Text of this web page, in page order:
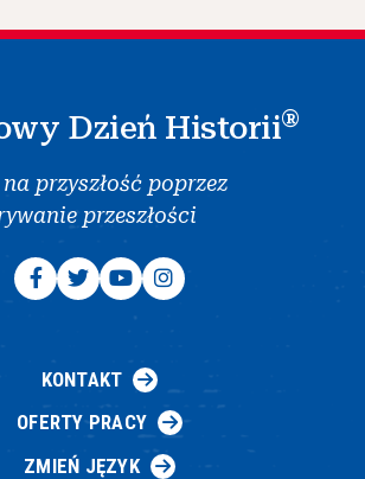
Dzień Historii®
na przyszłość poprzez
przeszłości
KONTAKT
OFERTY PRACY
ZMIEŃ JĘZYK